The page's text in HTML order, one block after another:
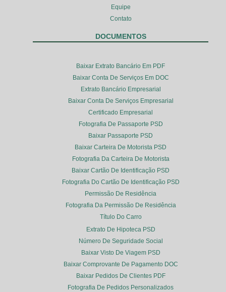
Equipe
Contato
DOCUMENTOS
Baixar Extrato Bancário Em PDF
Baixar Conta De Serviços Em DOC
Extrato Bancário Empresarial
Baixar Conta De Serviços Empresarial
Certificado Empresarial
Fotografia De Passaporte PSD
Baixar Passaporte PSD
Baixar Carteira De Motorista PSD
Fotografia Da Carteira De Motorista
Baixar Cartão De Identificação PSD
Fotografia Do Cartão De Identificação PSD
Permissão De Residência
Fotografia Da Permissão De Residência
Título Do Carro
Extrato De Hipoteca PSD
Número De Seguridade Social
Baixar Visto De Viagem PSD
Baixar Comprovante De Pagamento DOC
Baixar Pedidos De Clientes PDF
Fotografia De Pedidos Personalizados